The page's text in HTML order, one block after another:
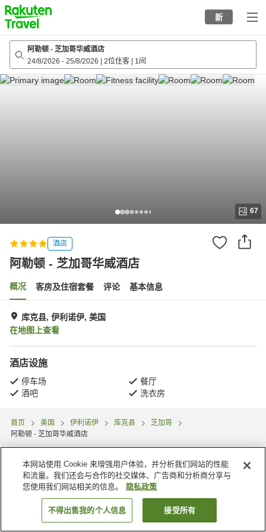
to
top
page
新
阿勒顿 - 芝加哥华威酒店
24/8/2026 - 25/8/2026 2位住客 1间
67
酒店
阿勒顿 - 芝加哥华威酒店
概况 客房及住宿套餐 评论 基本信息
库克县, 伊利诺伊, 美国
在地图上查看
酒店设施
停车场
餐厅
酒吧
洗衣房
首页 美国 伊利诺伊 库克县
芝加哥
阿勒顿 - 芝加哥华威酒店
搜索客房
本网站使用 Cookie 来增强用户体验，并分析我们网站的性能
和流量。我们还会与合作的社交媒体、广告商和分析商分享与
您使用我们网站相关的信息。
隐私政策
不得出售我的个人信息 接受所有